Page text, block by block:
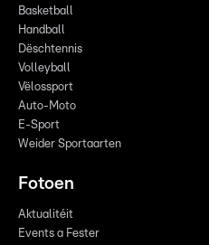
Basketball
Handball
Dëschtennis
Volleyball
Vëlossport
Auto-Moto
E-Sport
Weider Sportaarten
Fotoen
Aktualitéit
Events a Fester